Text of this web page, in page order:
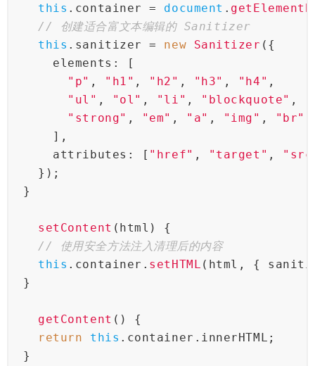
this . container = document .
// 创建适合富文本编辑的 Sanitizer
this . sanitizer = new Sanitizer ({
elements : [
"p" , "h1" , "h2" , "h3" , "h4" ,
"ul" , "ol" , "li" , "blockquote" ,
"strong" , "em" , "a" , "img" , "br"
],
attributes : [ "href" , "target" ,
});
}
setContent ( html ) {
// 使用安全方法注入清理后的内容
this . container . setHTML (html, {
}
getContent () {
return
this . container . innerHTML ;
}